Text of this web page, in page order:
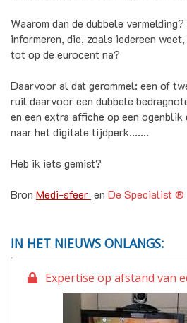
Waarom dan de dubbele
informeren, die, zoals iedereen
tot op de eurocent na?
Daarvoor al dat gerommel: een of
ruil daarvoor een dubbele
en een extra affiche op een ogenblik
naar het digitale tijdperk.......
Heb ik iets gemist?
Bron Medi-sfeer en De Specialist ®
IN HET NIEUWS ONLANGS:
Expertise op afstand van